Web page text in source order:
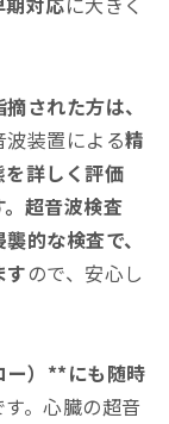
された方は、
装置による精
詳しく評価
超音波検査
的な検査で、
すので、安心し
ー）**にも随時
。心臓の超音